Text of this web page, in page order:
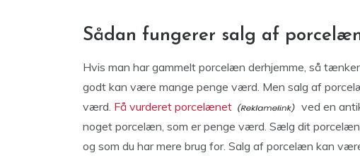
Sådan fungerer salg af
Hvis man har gammelt porcelæn derhjemme, så
godt kan være mange penge værd. Men salg af
værd. Få vurderet porcelænet
ved en
noget porcelæn, som er penge værd. Sælg dit
og som du har mere brug for. Salg af porcelæn kan